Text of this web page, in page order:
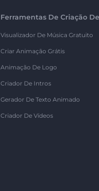
Ferramentas De Criação
Visualizador De Música Gratuito
Criar Animação Grátis
Animação De Logo
Criador De Intros
Gerador De Texto Animado
Criador De Vídeos